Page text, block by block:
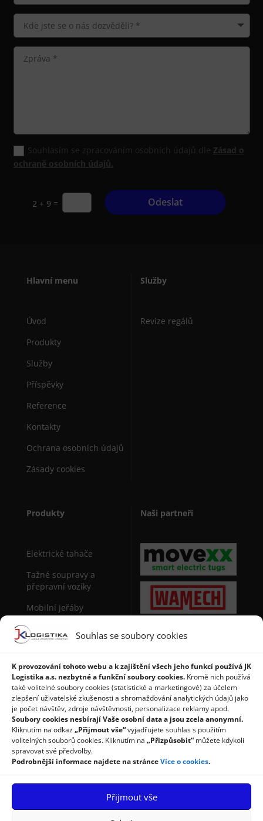
Souhlas se soubory cookies
K provozování tohoto webu a k zajištění všech jeho funkcí používá JK
Logistika a.s. nezbytné a funkční soubory cookies. Kromě nich používá
také volitelné soubory cookies (statistické a marketingové) za účelem
zlepšení uživatelské zkušenosti a shromažďování analytických údajů jako
je počet návštěv, zdroje návštěvnosti, personalizace reklamy apod.
Soubory cookies nesbírají Vaše osobní data a jsou zcela anonymní.
Kliknutím na odkaz„Přijmout vše“vyjadřujete souhlas s použitím
volitelných souborů cookies. Kliknutím na „Přizpůsobit“ můžete kdykoli
spravovat své předvolby.
Podrobnější informace najdete na stránceVíce o cookies.
Přijmout vše
Souhlasím se zpracováním osobních údajů dle Zásad o
ochraně osobních údajů.
2 + 9 = Odeslat
Hlavní menu
Úvod
Produkty
Služby
Příspěvky
Reference
Kontakty
Ochrana osobních údajů
Zásady cookies
Služby
Revize regálů
Produkty
Elektrické tahače
Tažné soupravy a
přepravní vozíky
Mobilní jeřáby
Sudová manipulační
technika
Stohovače palet
Regály a použité regály
Naši partneři
Úvod Produkty Služby Příspěvky
Reference
Ochrana osobních údajů